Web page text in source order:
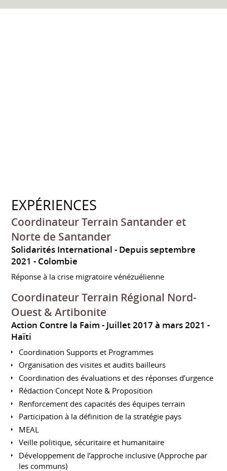
EXPÉRIENCES
Coordinateur Terrain Santander et
Norte de Santander
Solidarités International
Depuis septembre
2021 Colombie
Réponse à la crise migratoire vénézuélienne
Coordinateur Terrain Régional Nord-
Ouest & Artibonite
Action Contre la Faim
Juillet 2017 à mars 2021
Haïti
Coordination Supports et Programmes
Organisation des visites et audits bailleurs
Coordination des évaluations et des réponses d’urgence
Rédaction Concept Note & Proposition
Renforcement des capacités des équipes terrain
Participation à la définition de la stratégie pays
MEAL
Veille politique, sécuritaire et humanitaire
Développement de l’approche inclusive (Approche par
les communs)